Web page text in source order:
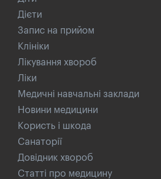
Дієти
Запис на прийом
Клініки
Лікування хвороб
Ліки
Медичні навчальні заклади
Новини медицини
Користь і шкода
Санаторії
Довідник хвороб
Статті про медицину